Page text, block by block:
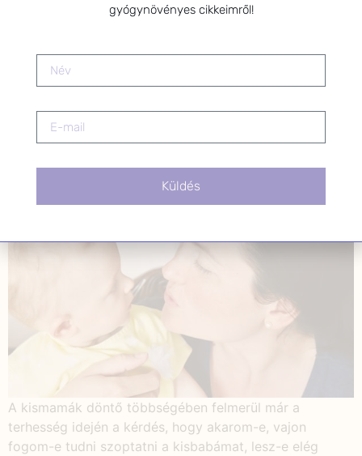
szükségem van külső segítségre gyógynövények és
Az anyatej termelődésének
serkentése természetes
módszerekkel
A kismamák döntő többségében felmerül már a
terhesség idején a kérdés, hogy akarom-e, vajon
fogom-e tudni szoptatni a kisbabámat, lesz-e elég
gyógynövényes cikkeimről!
Küldés